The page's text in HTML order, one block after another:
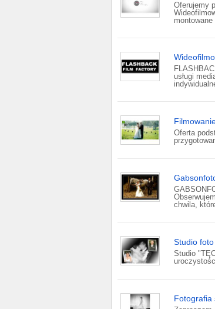
Oferujemy
usługi
Oferta
chwila,
Studio
Studio
Fotografia